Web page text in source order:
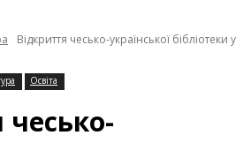
Відкриття чесько-української бібліотеки у
Освіта
чесько-